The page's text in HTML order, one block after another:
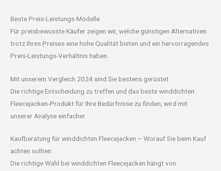
Beste Preis-Leistungs-Modelle
Für preisbewusste Käufer zeigen wir, welche günstigen Alternativen
trotz ihres Preises eine hohe Qualität bieten und ein hervorragendes
Preis-Leistungs-Verhältnis haben.
Mit unserem Vergleich 2024 sind Sie bestens gerüstet
Die richtige Entscheidung zu treffen und das beste winddichten
Fleecejacken-Produkt für Ihre Bedürfnisse zu finden, wird mit
unserer Analyse einfacher.
Kaufberatung für winddichten Fleecejacken – Worauf Sie beim Kauf
achten sollten
Die richtige Wahl bei winddichten Fleecejacken hängt von